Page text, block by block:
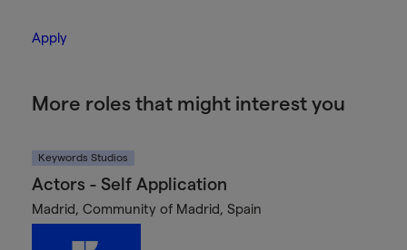
Apply
More roles that might interest you
Keywords Studios
Actors - Self Application
Madrid, Community of Madrid, Spain